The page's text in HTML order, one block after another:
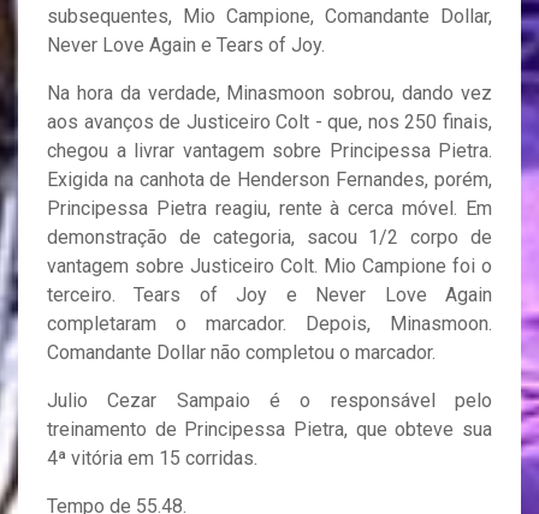
subsequentes, Mio Campione, Comandante Dollar,
Never Love Again e Tears of Joy.
Na hora da verdade, Minasmoon sobrou, dando vez
aos avanços de Justiceiro Colt - que, nos 250 finais,
chegou a livrar vantagem sobre Principessa Pietra.
Exigida na canhota de Henderson Fernandes, porém,
Principessa Pietra reagiu, rente à cerca móvel. Em
demonstração de categoria, sacou 1/2 corpo de
vantagem sobre Justiceiro Colt. Mio Campione foi o
terceiro. Tears of Joy e Never Love Again
completaram o marcador. Depois, Minasmoon.
Comandante Dollar não completou o marcador.
Julio Cezar Sampaio é o responsável pelo
treinamento de Principessa Pietra, que obteve sua
4ª vitória em 15 corridas.
Tempo de 55.48.